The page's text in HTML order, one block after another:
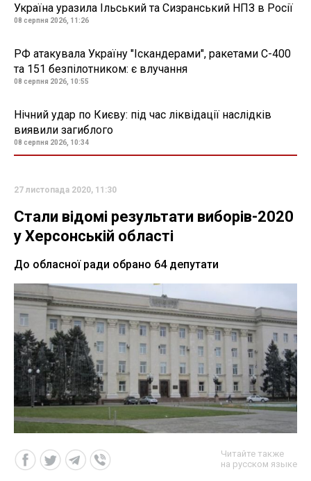
Україна уразила Ільський та Сизранський НПЗ в Росії
08 серпня 2026, 11:26
РФ атакувала Україну "Іскандерами", ракетами С-400
та 151 безпілотником: є влучання
08 серпня 2026, 10:55
Нічний удар по Києву: під час ліквідації наслідків
виявили загиблого
08 серпня 2026, 10:34
27 листопада 2020, 11:30
Стали відомі результати виборів-2020
у Херсонській області
До обласної ради обрано 64 депутати
Читайте также
на русском языке